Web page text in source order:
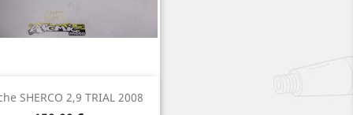
SHERCO 2,9 TRIAL 2008
Aperçu rapide